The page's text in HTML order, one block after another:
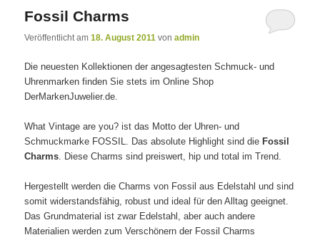
Fossil Charms
Veröffentlicht am18. August 2011 vonadmin
Die neuesten Kollektionen der angesagtesten Schmuck- und
Uhrenmarken finden Sie stets im Online Shop
DerMarkenJuwelier.de.
What Vintage are you? ist das Motto der Uhren- und
Schmuckmarke FOSSIL. Das absolute Highlight sind die Fossil
Charms. Diese Charms sind preiswert, hip und total im Trend.
Hergestellt werden die Charms von Fossil aus Edelstahl und sind
somit widerstandsfähig, robust und ideal für den Alltag geeignet.
Das Grundmaterial ist zwar Edelstahl, aber auch andere
Materialien werden zum Verschönern der Fossil Charms